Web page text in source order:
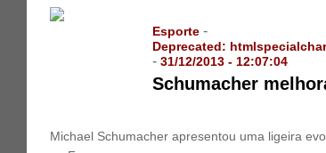
Esporte -
Deprecated:
-31/12/2013 - 12:07:04
Schumacher
Michael Schumacher apresentou uma ligeira